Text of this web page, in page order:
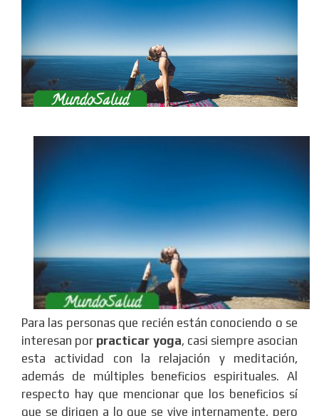
Para las personas que recién están conociendo o se
interesan por practicar yoga, casi siempre asocian
esta actividad con la relajación y meditación,
además de múltiples beneficios espirituales. Al
respecto hay que mencionar que los beneficios sí
que se dirigen a lo que se vive internamente, pero